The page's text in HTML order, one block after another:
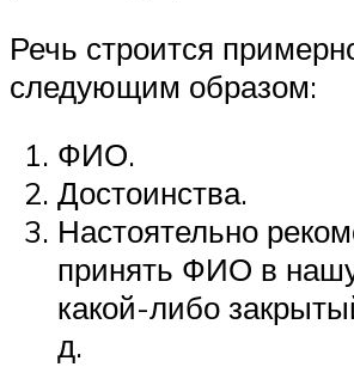
Речь строится
следующим образом:
ФИО.
Достоинства.
Настоятельно
принять ФИО в
какой-либо
д.